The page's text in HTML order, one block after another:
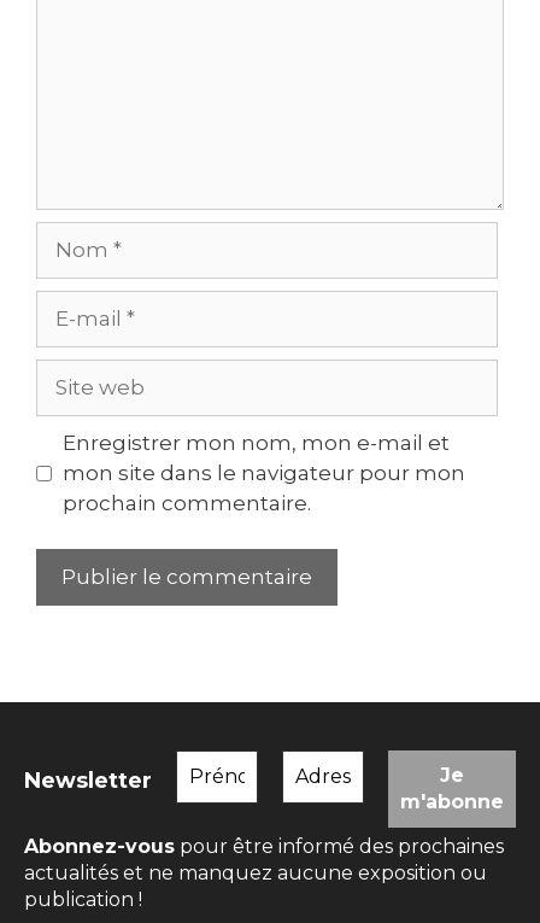
mail
web
Enregistrer mon nom, mon e-mail et
mon site dans le navigateur pour mon
prochain commentaire.
Newsletter
Abonnez-vous pour être informé des prochaines
actualités et ne manquez aucune exposition ou
publication !